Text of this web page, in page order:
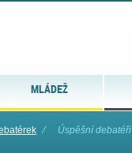
MLÁDEŽ
⁄ Úspěšní debatéři